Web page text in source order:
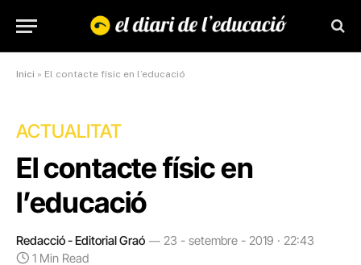
Inici » El contacte físic en l’educació
ACTUALITAT
El contacte físic en
l’educació
Redacció - Editorial Graó
23 - setembre - 2019 · 22:43
1 Min Read